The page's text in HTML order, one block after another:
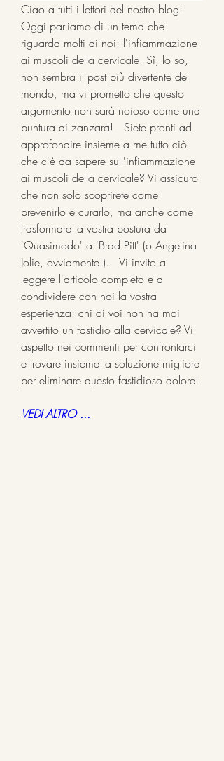
Ciao a tutti i lettori del nostro blog!
Oggi parliamo di un tema che
riguarda molti di noi: l'infiammazione
ai muscoli della cervicale. Sì, lo so,
non sembra il post più divertente del
mondo, ma vi prometto che questo
argomento non sarà noioso come una
puntura di zanzara!   Siete pronti ad
approfondire insieme a me tutto ciò
che c'è da sapere sull'infiammazione
ai muscoli della cervicale? Vi assicuro
che non solo scoprirete come
prevenirlo e curarlo, ma anche come
trasformare la vostra postura da
'Quasimodo' a 'Brad Pitt' (o Angelina
Jolie, ovviamente!).   Vi invito a
leggere l'articolo completo e a
condividere con noi la vostra
esperienza: chi di voi non ha mai
avvertito un fastidio alla cervicale? Vi
aspetto nei commenti per confrontarci
e trovare insieme la soluzione migliore
per eliminare questo fastidioso dolore!
VEDI ALTRO ...